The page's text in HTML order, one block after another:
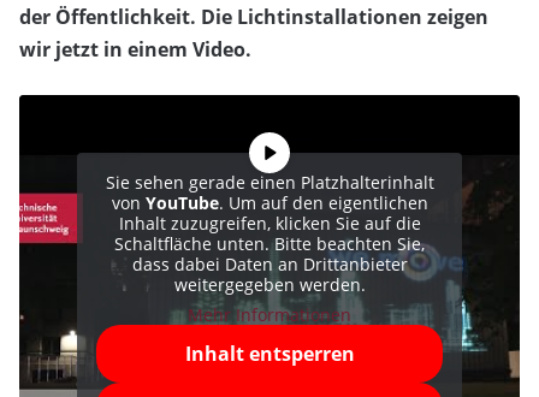
der Öffentlichkeit. Die Lichtinstallationen zeigen
wir jetzt in einem Video.
Sie sehen gerade einen Platzhalterinhalt
von YouTube. Um auf den eigentlichen
Inhalt zuzugreifen, klicken Sie auf die
Schaltfläche unten. Bitte beachten Sie,
dass dabei Daten an Drittanbieter
weitergegeben werden.
Mehr Informationen
Inhalt entsperren